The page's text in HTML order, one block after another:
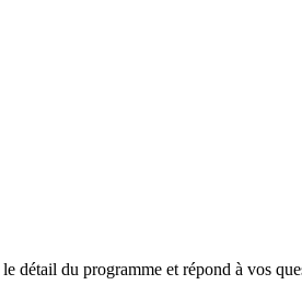
détail du programme et répond à vos